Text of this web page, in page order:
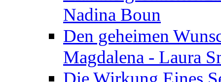
Nadina Boun
Den geheimen
Magdalena - Laura